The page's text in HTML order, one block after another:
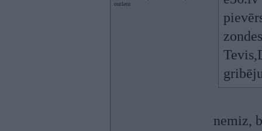
outletu
nemiz,